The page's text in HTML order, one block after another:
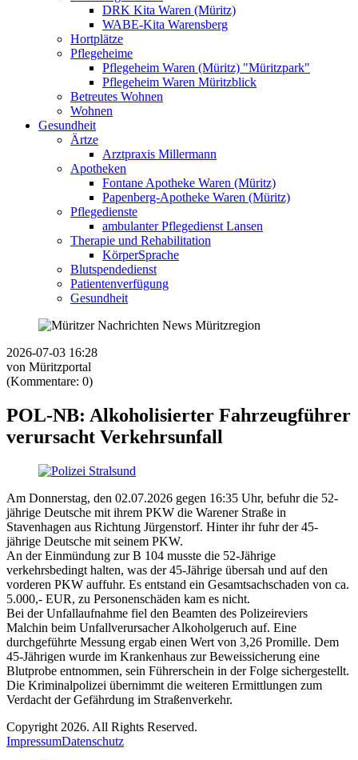
DRK Kita Waren (Müritz)
WABE-Kita Warensberg
Hortplätze
Pflegeheime
Pflegeheim Waren (Müritz) "Müritzpark"
Pflegeheim Waren Müritzblick
Betreutes Wohnen
Wohnen
Gesundheit
Ärtze
Arztpraxis Millermann
Apotheken
Fontane Apotheke Waren (Müritz)
Papenberg-Apotheke Waren (Müritz)
Pflegedienste
ambulanter Pflegedienst Lansen
Therapie und Rehabilitation
KörperSprache
Blutspendedienst
Patientenverfügung
Gesundheit
2026-07-03 16:28
von Müritzportal
(Kommentare: 0)
POL-NB: Alkoholisierter Fahrzeugführer
verursacht Verkehrsunfall
Am Donnerstag, den 02.07.2026 gegen 16:35 Uhr, befuhr die 52-
jährige Deutsche mit ihrem PKW die Warener Straße in
Stavenhagen aus Richtung Jürgenstorf. Hinter ihr fuhr der 45-
jährige Deutsche mit seinem PKW.
An der Einmündung zur B 104 musste die 52-Jährige
verkehrsbedingt halten, was der 45-Jährige übersah und auf den
vorderen PKW auffuhr. Es entstand ein Gesamtsachschaden von ca.
5.000,- EUR, zu Personenschäden kam es nicht.
Bei der Unfallaufnahme fiel den Beamten des Polizeireviers
Malchin beim Unfallverursacher Alkoholgeruch auf. Eine
durchgeführte Messung ergab einen Wert von 3,26 Promille. Dem
45-Jährigen wurde im Krankenhaus zur Beweissicherung eine
Blutprobe entnommen, sein Führerschein in der Folge sichergestellt.
Die Kriminalpolizei übernimmt die weiteren Ermittlungen zum
Verdacht der Gefährdung im Straßenverkehr.
Copyright 2026. All Rights Reserved.
ImpressumDatenschutz